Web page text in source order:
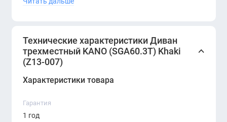
интерьере.
Преимущества:
- Универсальность использования: Идеально
подходит для размещения в офисных помещениях и
функциональность.
Технические характеристики Диван
трехместный KANO (SGA60.3T) Khaki
(Z13-007)
Характеристики товара
Гарантия
1 год